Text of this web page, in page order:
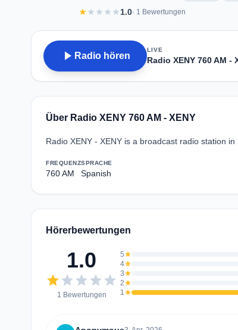
starstar star star star1.0· 1 Bewertungen
play_arrow Radio hören
LIVE
Radio XENY 760 AM -
Über Radio XENY 760 AM - XENY
Radio XENY - XENY is a broadcast radio station
FREQUENZ
760 AM
SPRACHE
Spanish
Hörerbewertungen
1.0
starstar star star star
1 Bewertungen
5star
4star
3star
2star
1star